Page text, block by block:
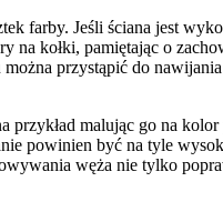
farby. Jeśli ściana jest
kołki, pamiętając o
przystąpić do
malując go na
powinien być na tyle
węża nie tylko